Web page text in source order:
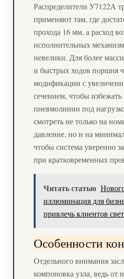
Распределители У7122А
применяют там, где
прохода 16 мм, а расход
исполнительных
невелики. Для более
и быстрых ходов поршня
модификации с
сечением, чтобы
пневмолинии под
смотреть не только на
давление, но и на
чтобы система уверенно
при кратковременных
Читать статью
иллюминация для
привлечь клиентов
Особенности
Отдельного внимания
компоновка узла, ведь от